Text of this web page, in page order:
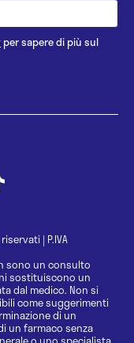
per sapere di più sul
| P.IVA
sono un consulto
sostituiscono un
dal medico. Non si
come suggerimenti
di un
un farmaco senza